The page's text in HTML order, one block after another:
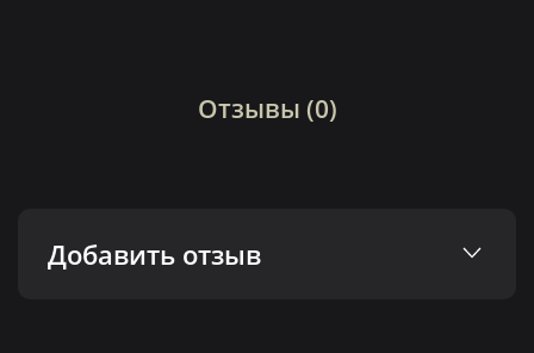
Отзывы (0)
Добавить отзыв